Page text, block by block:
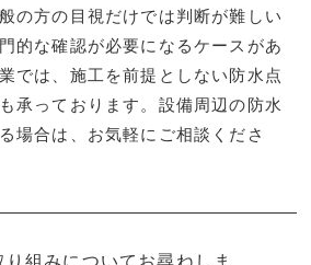
の方の目視だけでは判断が難しい
的な確認が必要になるケースがあ
では、施工を前提としない防水点
承っております。設備周辺の防水
場合は、お気軽にご相談くださ